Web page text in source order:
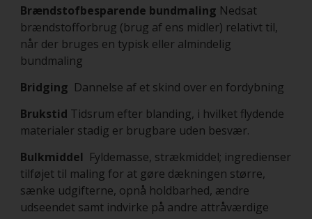
Brændstofbesparende bundmaling Nedsat
brændstofforbrug (brug af ens midler) relativt til,
når der bruges en typisk eller almindelig
bundmaling
Bridging Dannelse af et skind over en fordybning
Brukstid Tidsrum efter blanding, i hvilket flydende
materialer stadig er brugbare uden besvær.
Bulkmiddel Fyldemasse, strækmiddel; ingredienser
tilføjet til maling for at gøre dækningen større,
sænke udgifterne, opnå holdbarhed, ændre
udseendet samt indvirke på andre attråværdige